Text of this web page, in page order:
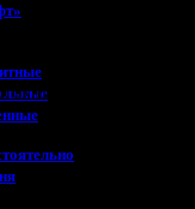
о внуках. Она